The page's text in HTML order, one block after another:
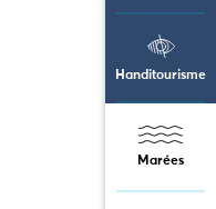
Handitourisme
Marées